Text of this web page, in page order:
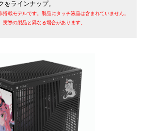
をラインナップ。
載モデルです。製品にタッチ液晶は含まれていません。
際の製品と異なる場合があります。